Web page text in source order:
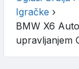
Igračke ›
BMW X6
upravljanjem